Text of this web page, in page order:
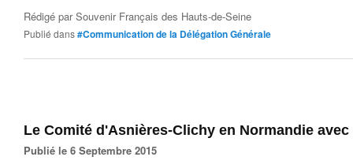
Rédigé parSouvenir Français des Hauts-de-Seine
Publié dans#Communication de la Délégation Générale
Le Comité d'Asnières-Clichy en Normandie avec
Publié le 6 Septembre 2015